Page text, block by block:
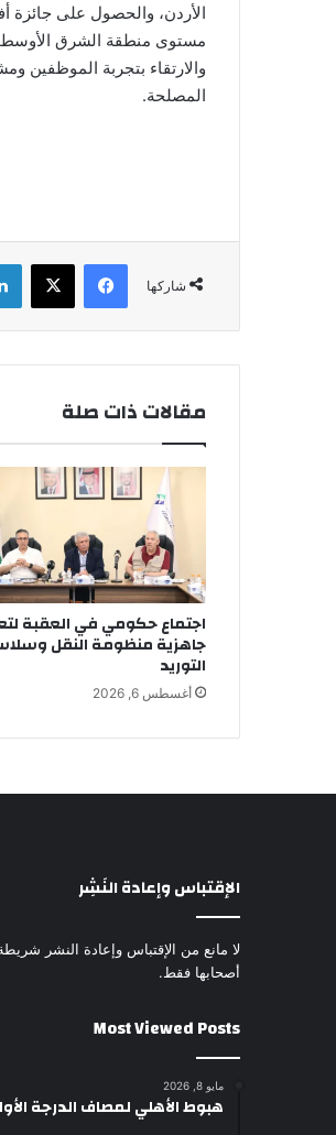
مستوى منطقة الشرق الأوسط
والارتقاء بتجربة الموظفين
المصلحة.
شاركها
فيسبوك
مقالات ذات صلة
اجتماع حكومي في العقبة
جاهزية منظومة النقل
التوريد
أغسطس 6, 2026
الإقتباس وإعادة النَشِر
لا مانع من الإقتباس وإعادة النشر
أصحابها فقط.
Most Viewed Posts
مايو 8, 2026
هبوط الأهلي لمصاف الدرجة